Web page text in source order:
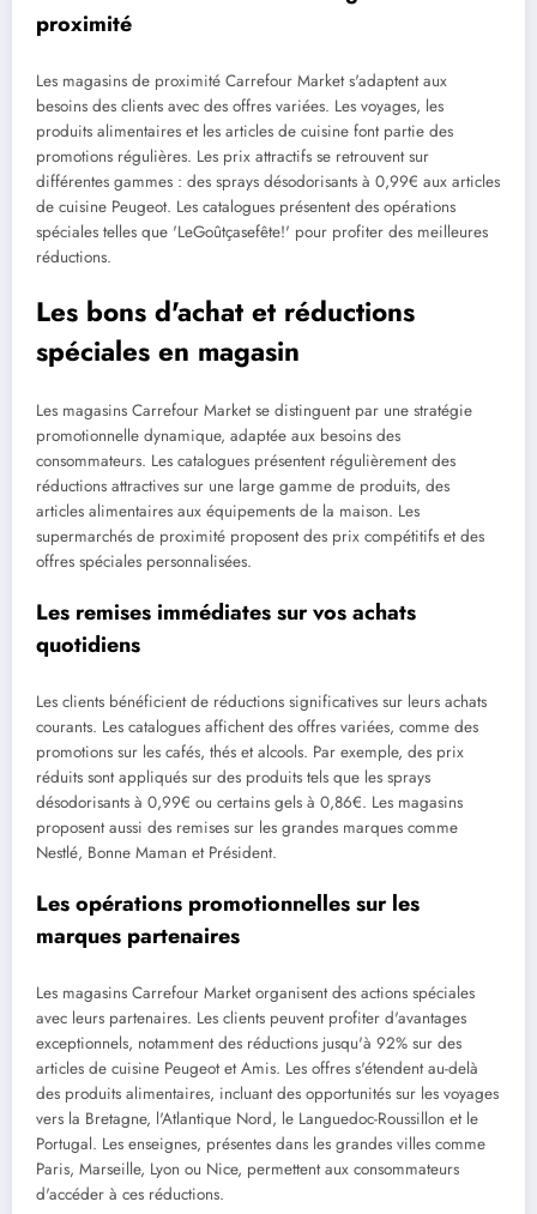
proximité
Les magasins de proximité Carrefour Market s'adaptent aux
besoins des clients avec des offres variées. Les voyages, les
produits alimentaires et les articles de cuisine font partie des
promotions régulières. Les prix attractifs se retrouvent sur
différentes gammes : des sprays désodorisants à 0,99€ aux articles
de cuisine Peugeot. Les catalogues présentent des opérations
spéciales telles que 'LeGoûtçasefête!' pour profiter des meilleures
réductions.
Les bons d'achat et réductions
spéciales en magasin
Les magasins Carrefour Market se distinguent par une stratégie
promotionnelle dynamique, adaptée aux besoins des
consommateurs. Les catalogues présentent régulièrement des
réductions attractives sur une large gamme de produits, des
articles alimentaires aux équipements de la maison. Les
supermarchés de proximité proposent des prix compétitifs et des
offres spéciales personnalisées.
Les remises immédiates sur vos achats
quotidiens
Les clients bénéficient de réductions significatives sur leurs achats
courants. Les catalogues affichent des offres variées, comme des
promotions sur les cafés, thés et alcools. Par exemple, des prix
réduits sont appliqués sur des produits tels que les sprays
désodorisants à 0,99€ ou certains gels à 0,86€. Les magasins
proposent aussi des remises sur les grandes marques comme
Nestlé, Bonne Maman et Président.
Les opérations promotionnelles sur les
marques partenaires
Les magasins Carrefour Market organisent des actions spéciales
avec leurs partenaires. Les clients peuvent profiter d'avantages
exceptionnels, notamment des réductions jusqu'à 92% sur des
articles de cuisine Peugeot et Amis. Les offres s'étendent au-delà
des produits alimentaires, incluant des opportunités sur les voyages
vers la Bretagne, l'Atlantique Nord, le Languedoc-Roussillon et le
Portugal. Les enseignes, présentes dans les grandes villes comme
Paris, Marseille, Lyon ou Nice, permettent aux consommateurs
d'accéder à ces réductions.